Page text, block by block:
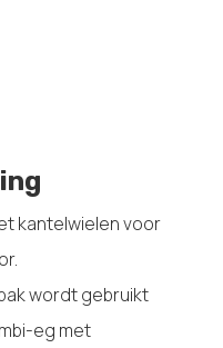
kantelwielen voor
wordt gebruikt
eg met